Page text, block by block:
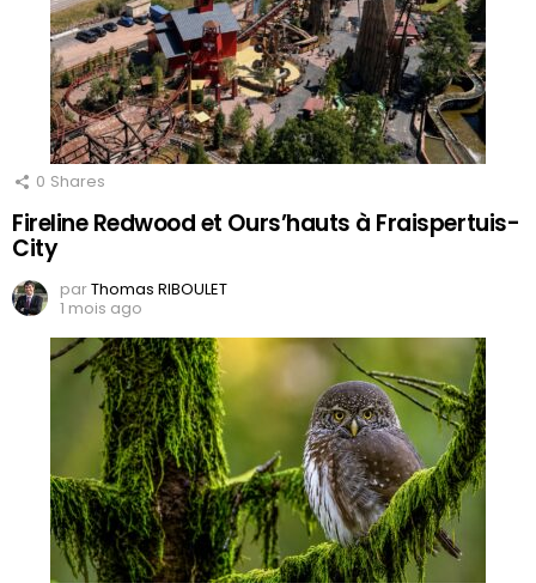
0 Shares
Fireline Redwood et Ours’hauts à Fraispertuis-
City
parThomas RIBOULET
1 mois ago